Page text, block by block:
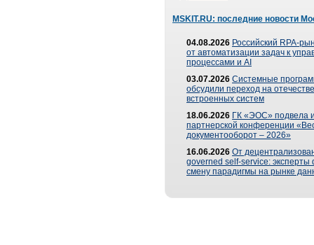
MSKIT.RU: последние новости
04.08.2026 Российский RPA-
от автоматизации задач к
процессами и AI
03.07.2026 Системные
обсудили переход на
встроенных систем
18.06.2026 ГК «ЭОС» подвела
партнерской конференции
документооборот – 2026»
16.06.2026 От
governed self-service: эксперты
смену парадигмы на рынке